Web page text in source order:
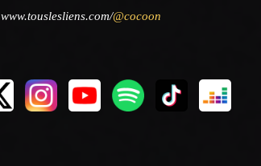
www.touslesliens.com/@cocoon